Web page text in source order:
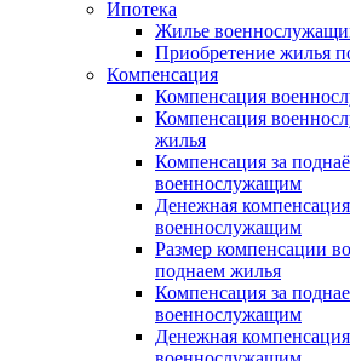
Ипотека
Жилье
Приобретение жилья
Компенсация
Компенсация
Компенсация
жилья
Компенсация за
военнослужащим
Денежная
военнослужащим
Размер компенсации
поднаем жилья
Компенсация за
военнослужащим
Денежная